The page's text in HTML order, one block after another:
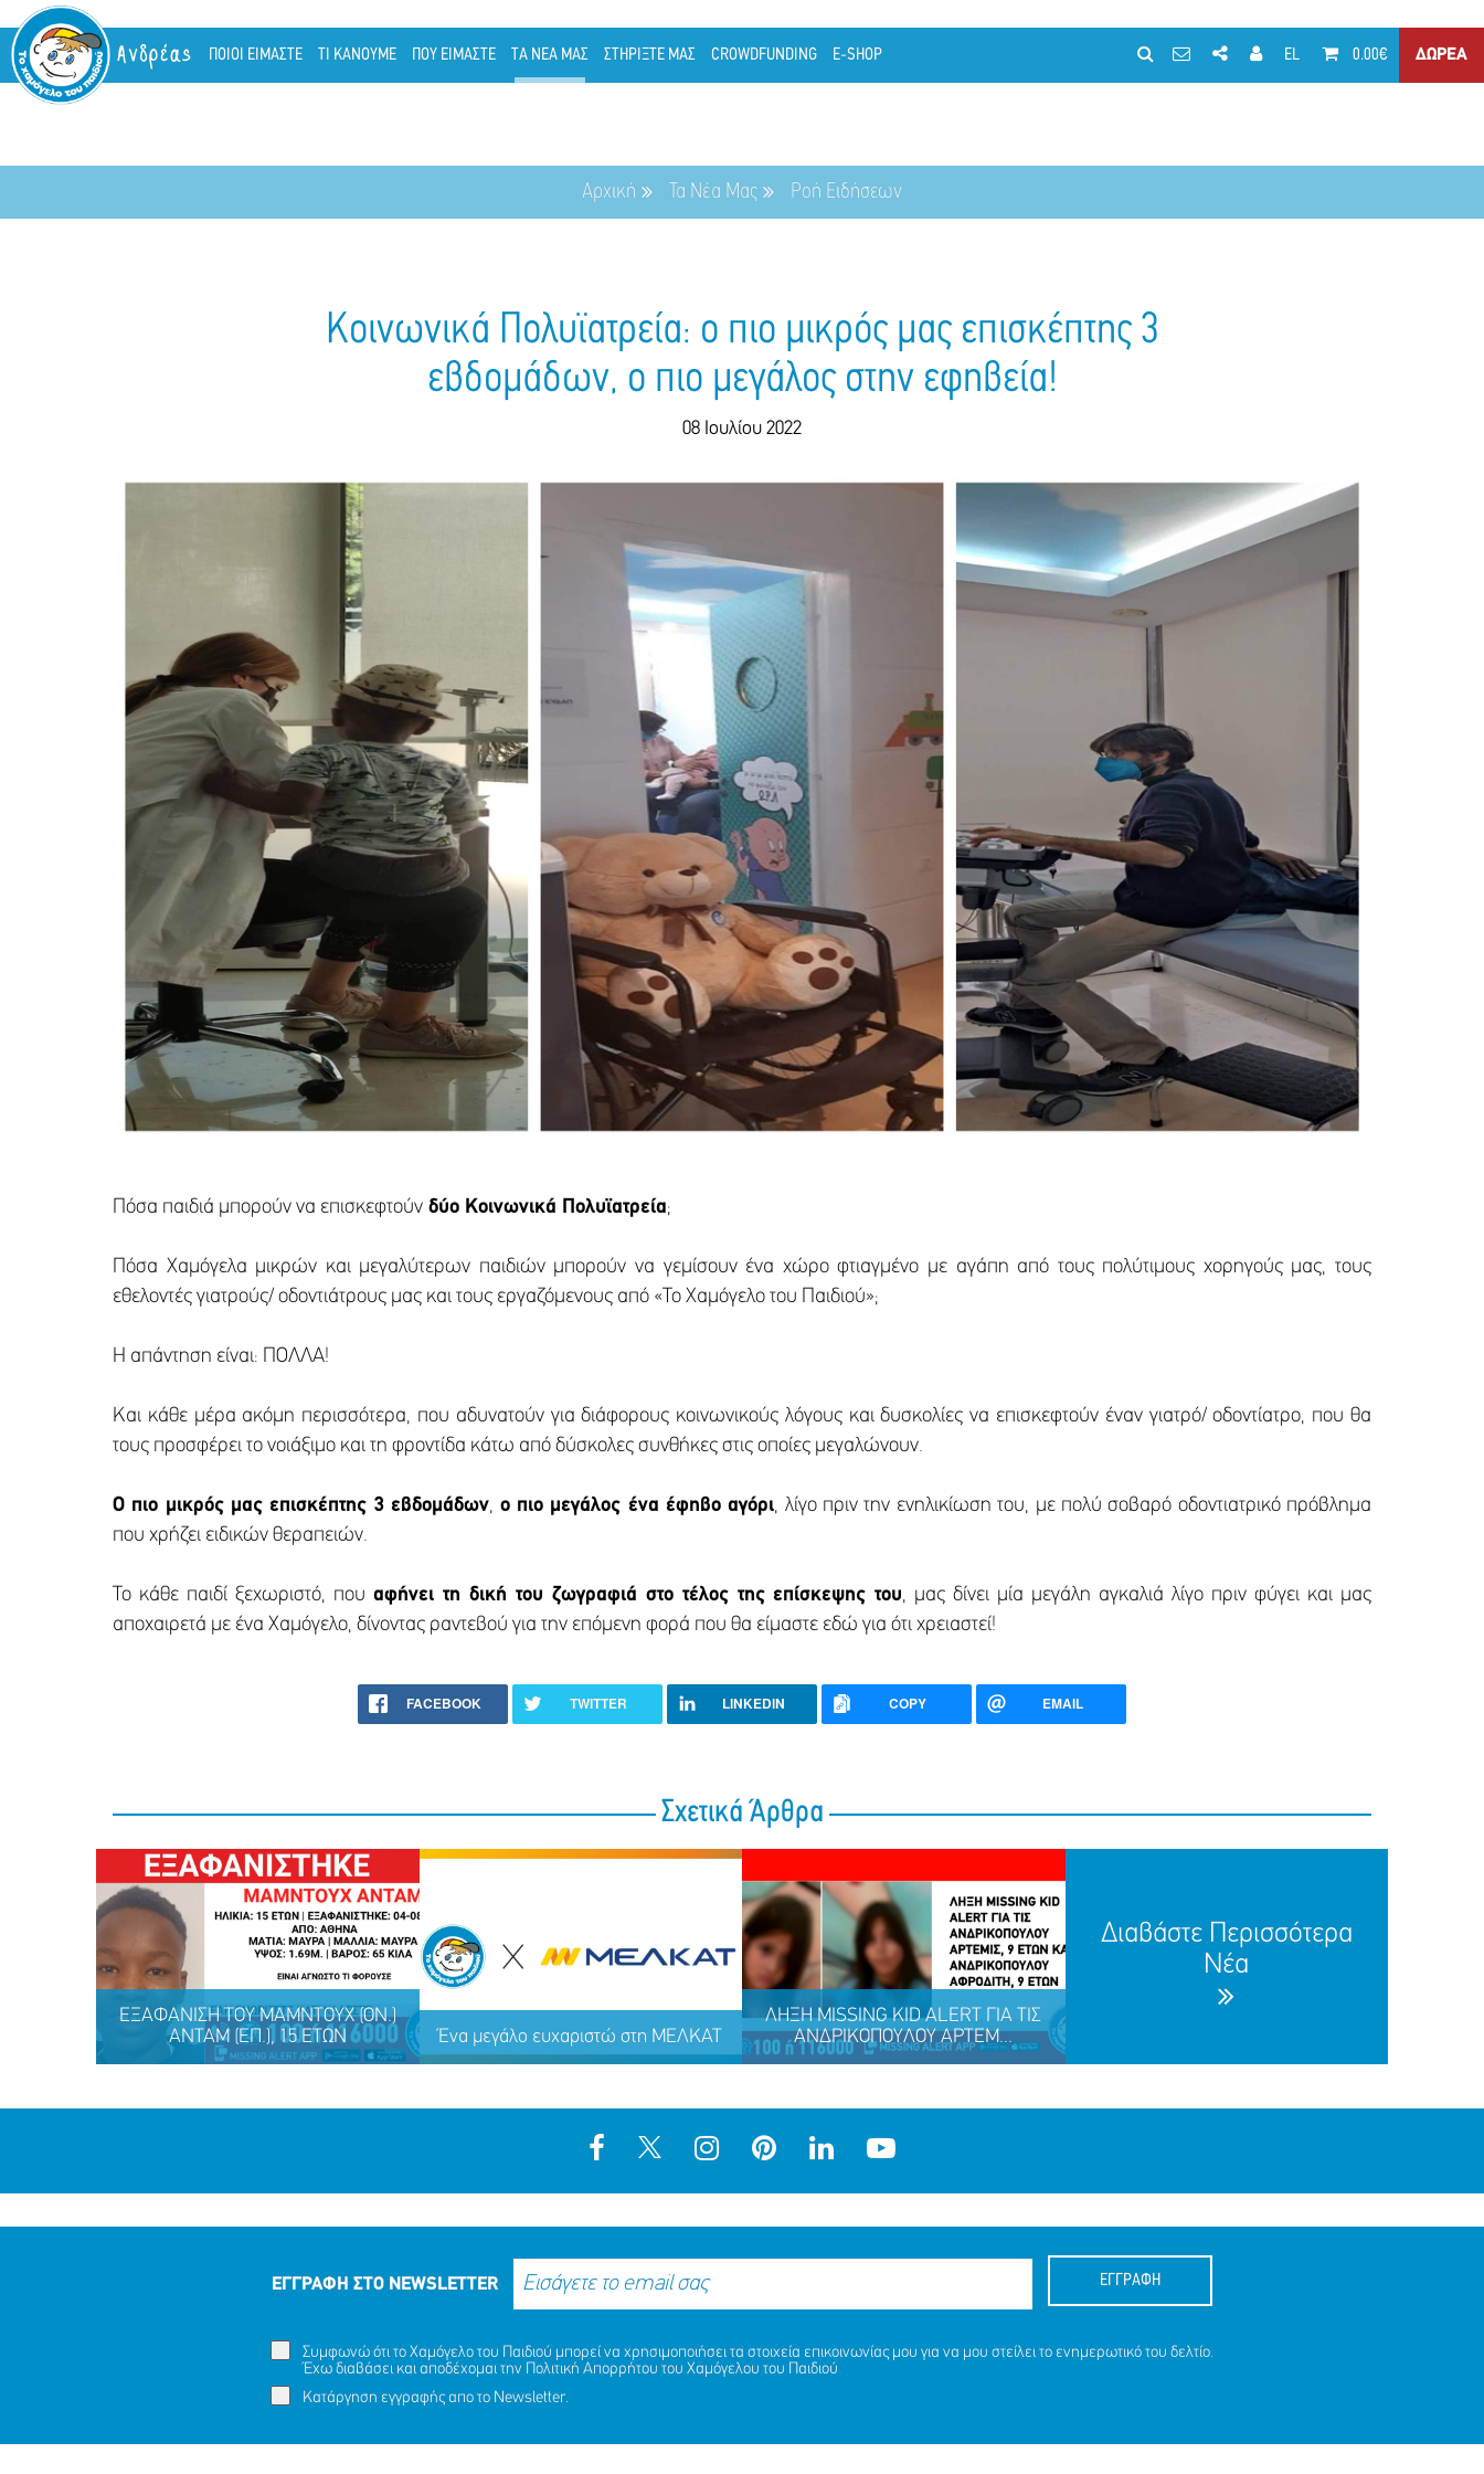
Ανδρέας ΠΟΙΟΙ ΕΙΜΑΣΤΕ ΤΙ ΚΑΝΟΥΜΕ ΠΟΥ ΕΙΜΑΣΤΕ ΤΑ ΝΕΑ ΜΑΣ ΣΤΗΡΙΞΤΕ ΜΑΣ CROWDFUNDING E-SHOP EL 0.00€ ΔΩΡΕΑ
Αρχική Τα Νέα Μας Ροή Ειδήσεων
Κοινωνικά Πολυϊατρεία: ο πιο μικρός μας επισκέπτης 3
εβδομάδων, ο πιο μεγάλος στην εφηβεία!
08 Ιουλίου 2022
Πόσα παιδιά μπορούν να επισκεφτούν δύο Κοινωνικά Πολυϊατρεία;
Πόσα Χαμόγελα μικρών και μεγαλύτερων παιδιών μπορούν να γεμίσουν ένα χώρο φτιαγμένο με αγάπη από τους πολύτιμους χορηγούς μας, τους
εθελοντές γιατρούς/ οδοντιάτρους μας και τους εργαζόμενους από «Το Χαμόγελο του Παιδιού»;
Η απάντηση είναι: ΠΟΛΛΑ!
Και κάθε μέρα ακόμη περισσότερα, που αδυνατούν για διάφορους κοινωνικούς λόγους και δυσκολίες να επισκεφτούν έναν γιατρό/ οδοντίατρο, που θα
τους προσφέρει το νοιάξιμο και τη φροντίδα κάτω από δύσκολες συνθήκες στις οποίες μεγαλώνουν.
Ο πιο μικρός μας επισκέπτης 3 εβδομάδων, ο πιο μεγάλος ένα έφηβο αγόρι, λίγο πριν την ενηλικίωση του, με πολύ σοβαρό οδοντιατρικό πρόβλημα
που χρήζει ειδικών θεραπειών.
Το κάθε παιδί ξεχωριστό, που αφήνει τη δική του ζωγραφιά στο τέλος της επίσκεψης του, μας δίνει μία μεγάλη αγκαλιά λίγο πριν φύγει και μας
αποχαιρετά με ένα Χαμόγελο, δίνοντας ραντεβού για την επόμενη φορά που θα είμαστε εδώ για ότι χρειαστεί!
FACEBOOK TWITTER LINKEDIN COPY EMAIL
Σχετικά Άρθρα
ΕΞΑΦΑΝΙΣΗ TOY ΜΑΜΝΤΟΥΧ (ΟΝ.)
ΑΝΤΑΜ (ΕΠ.), 15 ΕΤΩΝ
ΕΞΑΦΑΝΙΣΗ TOY ΜΑΜΝΤΟΥΧ (ΟΝ.)
ΑΝΤΑΜ (ΕΠ.), 15 ΕΤΩΝ
Ένα μεγάλο ευχαριστώ στη ΜΕΛΚΑΤ
Ένα μεγάλο ευχαριστώ στη ΜΕΛΚΑΤ
ΜΟΙΡΑΣΟΥ
ΔΡΑΣΕ
ΛΗΞΗ MISSING KID ALERT ΓΙΑ ΤΙΣ
ΑΝΔΡΙΚΟΠΟΥΛΟΥ ΑΡΤΕΜ...
ΛΗΞΗ MISSING KID ALERT ΓΙΑ ΤΙΣ
ΑΝΔΡΙΚΟΠΟΥΛΟΥ ΑΡΤΕΜΙΣ, 9 ΕΤΩΝ
Διαβάστε Περισσότερα
Νέα
ΕΓΓΡΑΦΗ ΣΤΟ NEWSLETTER ΕΓΓΡΑΦΗ
Συμφωνώ ότι το Χαμόγελο του Παιδιού μπορεί να χρησιμοποιήσει τα στοιχεία επικοινωνίας μου για να μου στείλει το ενημερωτικό του δελτίο.
Έχω διαβάσει και αποδέχομαι την Πολιτική Απορρήτου του Χαμόγελου του Παιδιού
Κατάργηση εγγραφής απο το Newsletter.